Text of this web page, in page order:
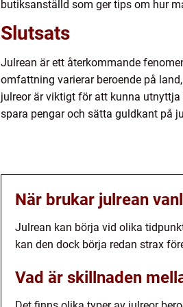
butiksanställd som ger tips om hur
Slutsats
Julrean är ett återkommande
omfattning varierar beroende på
julreor är viktigt för att kunna
spara pengar och sätta guldkant på
När brukar julrean
Julrean kan börja vid olika
kan den dock börja redan strax
Vad är skillnaden